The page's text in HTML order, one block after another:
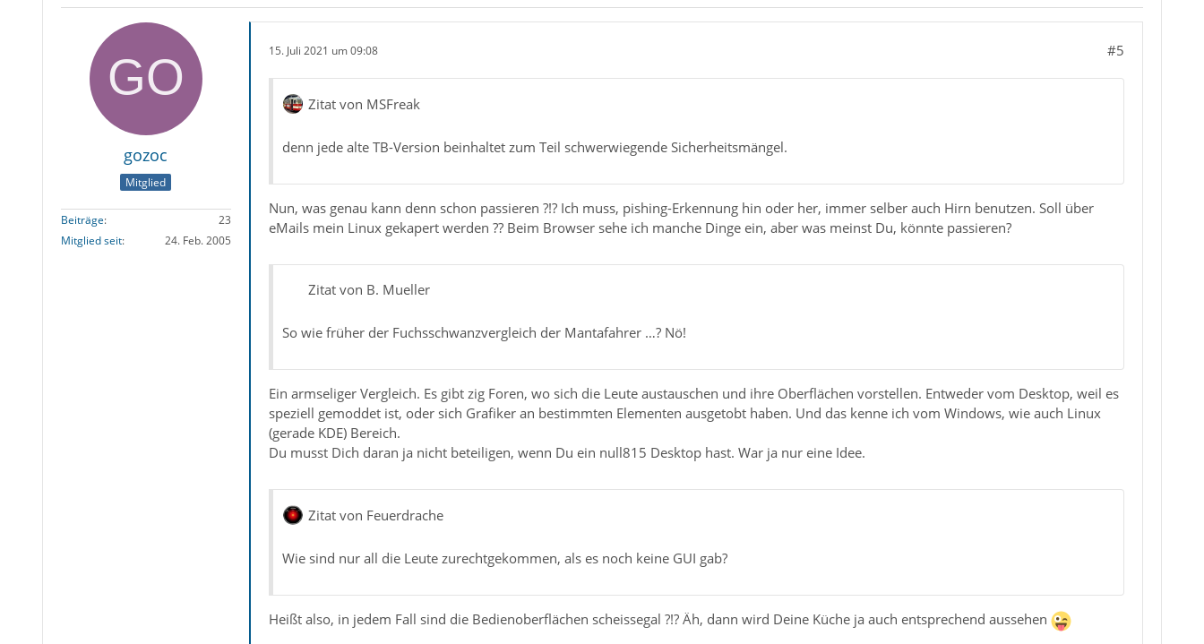
gozoc
Mitglied
Beiträge
23
Mitglied seit
24. Feb. 2005
15. Juli 2021 um 09:08 #5
Zitat von MSFreak
denn jede alte TB-Version beinhaltet zum Teil schwerwiegende Sicherheitsmängel.
Nun, was genau kann denn schon passieren ?!? Ich muss, pishing-Erkennung hin oder her, immer selber auch Hirn benutzen. Soll über
eMails mein Linux gekapert werden ?? Beim Browser sehe ich manche Dinge ein, aber was meinst Du, könnte passieren?
Zitat von B. Mueller
So wie früher der Fuchsschwanzvergleich der Mantafahrer …? Nö!
Ein armseliger Vergleich. Es gibt zig Foren, wo sich die Leute austauschen und ihre Oberflächen vorstellen. Entweder vom Desktop, weil es
speziell gemoddet ist, oder sich Grafiker an bestimmten Elementen ausgetobt haben. Und das kenne ich vom Windows, wie auch Linux
(gerade KDE) Bereich.
Du musst Dich daran ja nicht beteiligen, wenn Du ein null815 Desktop hast. War ja nur eine Idee.
Zitat von Feuerdrache
Wie sind nur all die Leute zurechtgekommen, als es noch keine GUI gab?
Heißt also, in jedem Fall sind die Bedienoberflächen scheissegal ?!? Äh, dann wird Deine Küche ja auch entsprechend aussehen